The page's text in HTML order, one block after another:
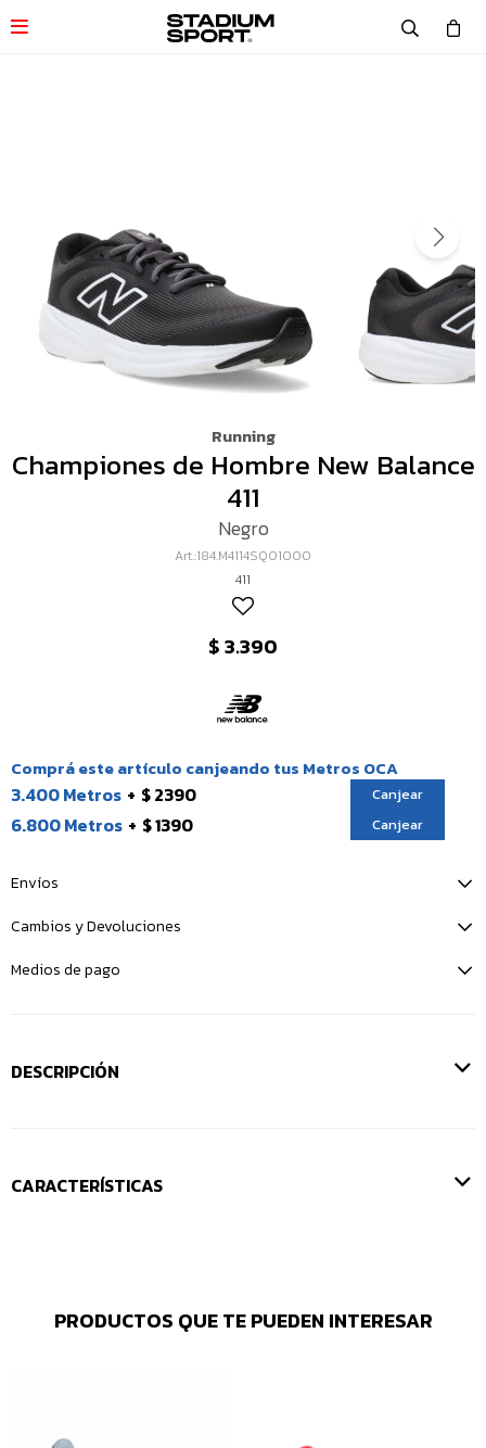

Running
Championes de Hombre New Balance
411
Negro
184.M4114SQ01000
411
$3.390
Comprá este artículo canjeando tus Metros OCA
3.400 Metros $ 2390 Canjear
6.800 Metros $ 1390 Canjear
Envíos
Cambios y Devoluciones
Medios de pago
DESCRIPCIÓN
CARACTERÍSTICAS
PRODUCTOS QUE TE PUEDEN INTERESAR